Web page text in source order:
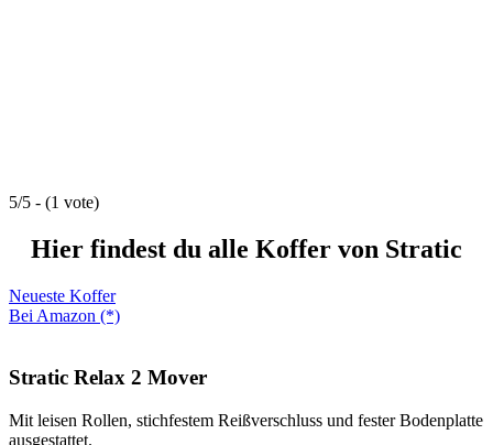
5/5 - (1 vote)
Hier findest du alle Koffer von Stratic
Neueste Koffer
Bei Amazon (*)
Stratic Relax 2 Mover
Mit leisen Rollen, stichfestem Reißverschluss und fester Bodenplatte
ausgestattet.